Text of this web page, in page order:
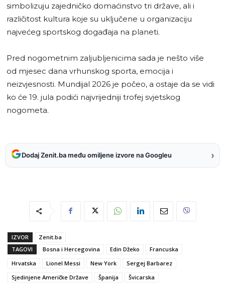
simbolizuju zajedničko domaćinstvo tri države, ali i
različitost kultura koje su uključene u organizaciju
najvećeg sportskog događaja na planeti.
Pred nogometnim zaljubljenicima sada je nešto više
od mjesec dana vrhunskog sporta, emocija i
neizvjesnosti. Mundijal 2026 je počeo, a ostaje da se vidi
ko će 19. jula podići najvrijedniji trofej svjetskog
nogometa.
Dodaj Zenit.ba među omiljene izvore na Googleu ›
IZVOR
Zenit.ba
TAGOVI
Bosna i Hercegovina Edin Džeko
Francuska
Hrvatska
Lionel Messi New York
Sergej Barbarez
Sjedinjene Američke Države
Španija Švicarska